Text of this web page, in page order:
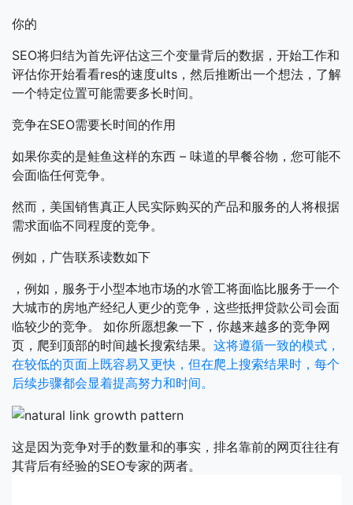
你的
SEO将归结为首先评估这三个变量背后的数据，开始工作和
评估你开始看看res的速度ults，然后推断出一个想法，了解
一个特定位置可能需要多长时间。
竞争在SEO需要长时间的作用
如果你卖的是鲑鱼这样的东西 – 味道的早餐谷物，您可能不
会面临任何竞争。
然而，美国销售真正人民实际购买的产品和服务的人将根据
需求面临不同​​程度的竞争。
例如，广告联系读数如下
，例如，服务于小型本地市场的水管工将面临比服务于一个
大城市的房地产经纪人更少的竞争，这些抵押贷款公司会面
临较少的竞争。
如你所愿想象一下，你越来越多的竞争网
页，爬到顶部的时间越长搜索结果。 这将遵循一致的模式，
在较低的页面上既容易又更快，但在爬上搜索结果时，每个
后续步骤都会显着提高努力和时间。
这是因为竞争对手的数量和的事实，排名靠前的网页往往有
其背后有经验的SEO专家的两者。